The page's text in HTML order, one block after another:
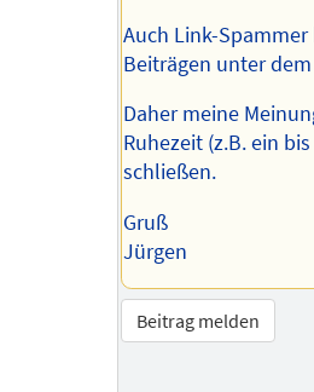
Auch Link-
Beiträgen unter
Daher meine
Ruhezeit (z.B. ein
schließen.
Gruß
Jürgen
Beitrag melden